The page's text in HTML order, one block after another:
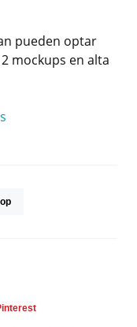
pueden optar
mockups en alta